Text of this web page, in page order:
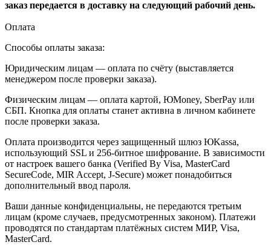
заказ передается в доставку на следующий рабочий день.
Оплата
Способы оплаты заказа:
Юридическим лицам — оплата по счёту (выставляется
менеджером после проверки заказа).
Физическим лицам — оплата картой, ЮMoney, SberPay или
СБП. Кнопка для оплаты станет активна в личном кабинете
после проверки заказа.
Оплата производится через защищенный шлюз ЮKassa,
использующий SSL и 256-битное шифрование. В зависимости
от настроек вашего банка (Verified By Visa, MasterCard
SecureCode, MIR Accept, J-Secure) может понадобиться
дополнительный ввод пароля.
Ваши данные конфиденциальны, не передаются третьим
лицам (кроме случаев, предусмотренных законом). Платежи
проводятся по стандартам платёжных систем МИР, Visa,
MasterCard.